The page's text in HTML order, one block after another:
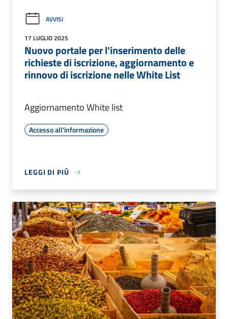
AVVISI
17 LUGLIO 2025
Nuovo portale per l'inserimento delle
richieste di iscrizione, aggiornamento e
rinnovo di iscrizione nelle White List
Aggiornamento White list
Accesso all'informazione
LEGGI DI PIÙ